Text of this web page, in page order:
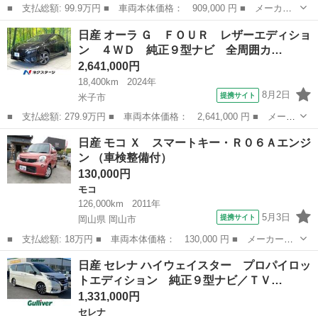
■ 支払総額: 99.9万円 ■ 車両本体価格： 909,000 円 ■ メーカー
名： 日産 ■ 車種名： デイズルークス ■ グレード名： ハイウ
ェイスターＧターボ☆☆ナビ☆全周カメラ☆両側電動ドア☆ ＳＤナ
ビＴＶ☆Ｂｌ...
鳥取 米子市 デイズ
日産 オーラ Ｇ ＦＯＵＲ レザーエディショ
ン ４ＷＤ 純正９型ナビ 全周囲カ…
2,641,000円
18,400km
2024年
米子市
提携サイト 8月2日
■ 支払総額: 279.9万円 ■ 車両本体価格： 2,641,000 円 ■ メーカ
ー名： 日産 ■ 車種名： オーラ ■ グレード名： Ｇ ＦＯＵ
Ｒ レザーエディション ４ＷＤ 純正９型ナビ 全周囲カメラ 衝
突被害軽減...
鳥取 米子市 日産
日産 モコ Ｘ スマートキー・Ｒ０６Ａエンジ
ン （車検整備付）
130,000円
モコ
126,000km
2011年
岡山県 岡山市
提携サイト 5月3日
■ 支払総額: 18万円 ■ 車両本体価格： 130,000 円 ■ メーカー
名： 日産 ■ 車種名： モコ ■ グレード名： Ｘ スマートキ
ー・Ｒ０６Ａエンジン ■ 排気量： 660cc ■ ドア枚数： 5D ■ ミ
ッシ...
岡山 岡山市 モコ
日産 セレナ ハイウェイスター プロパイロッ
トエディション 純正９型ナビ／ＴＶ…
1,331,000円
セレナ